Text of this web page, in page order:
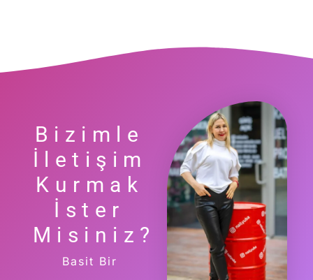
Bizimle
İletişim
Kurmak
İster
Misiniz?
Basit Bir